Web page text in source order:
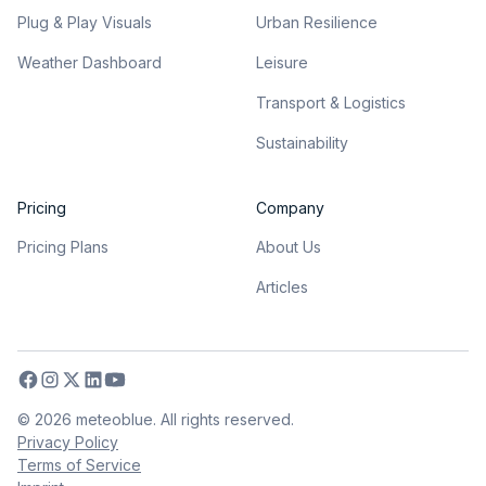
Plug & Play Visuals
Weather Dashboard
Urban Resilience
Leisure
Transport & Logistics
Sustainability
Pricing
Pricing Plans
Company
About Us
Articles
© 2026 meteoblue. All rights reserved.
Privacy Policy
Terms of Service